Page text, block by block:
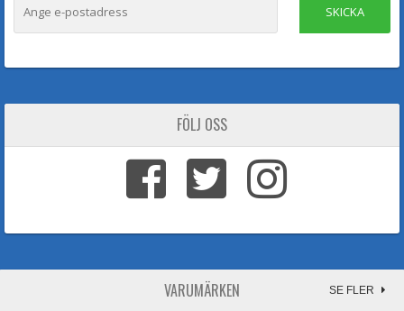
SKICKA
FÖLJ OSS
VARUMÄRKEN SE FLER